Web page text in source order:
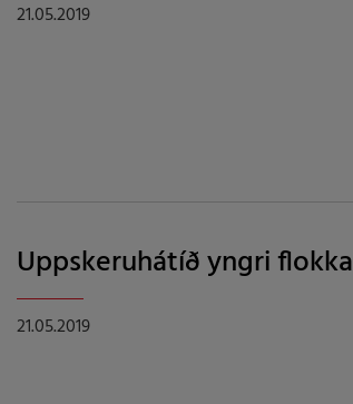
21.05.2019
Uppskeruhátíð yngri flokka
21.05.2019